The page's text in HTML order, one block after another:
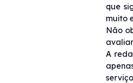
que
muito
Não
A